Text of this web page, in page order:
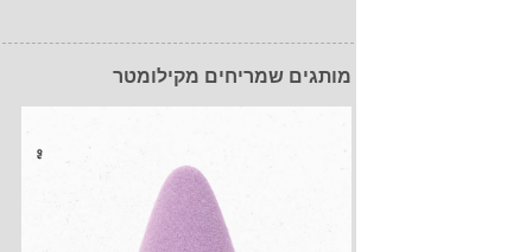
מותגים שמריחים מקילומטר